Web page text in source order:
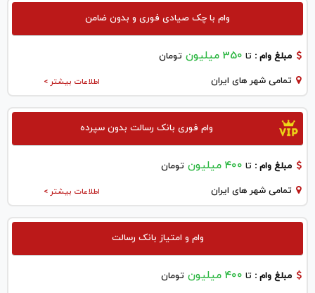
وام با چک صیادی فوری و بدون ضامن
مبلغ وام : تا 350 میلیون تومان
اطلاعات بیشتر > تمامی شهر های ایران
وام فوری بانک رسالت بدون سپرده
مبلغ وام : تا 400 میلیون تومان
اطلاعات بیشتر > تمامی شهر های ایران
وام و امتیاز بانک رسالت
مبلغ وام : تا 400 میلیون تومان